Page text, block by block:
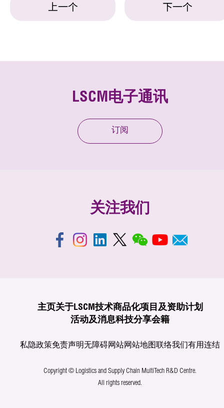
上一个 下一个
LSCM电子通讯
订阅
关注我们
主页关于LSCM技术商品化项目及资助计划
活动及消息科技分享会籍
私隐政策免责声明无障碍网站网站地图联络我们有用连结
Copyright © Logistics and Supply Chain MultiTech R&D Centre.
All rights reserved.